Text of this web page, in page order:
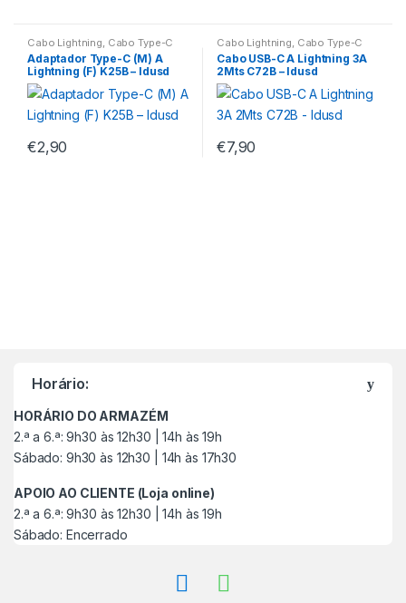
Cabo Lightning Cabo Type-C
Adaptador Type-C (M) A
Lightning (F) K25B – Idusd
€2,90
Cabo Lightning Cabo Type-C
Cabo USB-C A Lightning 3A
2Mts C72B – Idusd
€7,90
Horário:
HORÁRIO DO ARMAZÉM
2.ª a 6.ª: 9h30 às 12h30 | 14h às 19h
Sábado: 9h30 às 12h30 | 14h às 17h30
APOIO AO CLIENTE (Loja online)
2.ª a 6.ª: 9h30 às 12h30 | 14h às 19h
Sábado: Encerrado